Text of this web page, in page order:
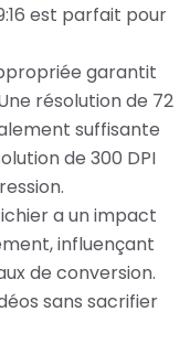
est parfait pour
garantit
résolution de 72
suffisante
de 300 DPI
a un impact
influençant
de conversion.
sans sacrifier